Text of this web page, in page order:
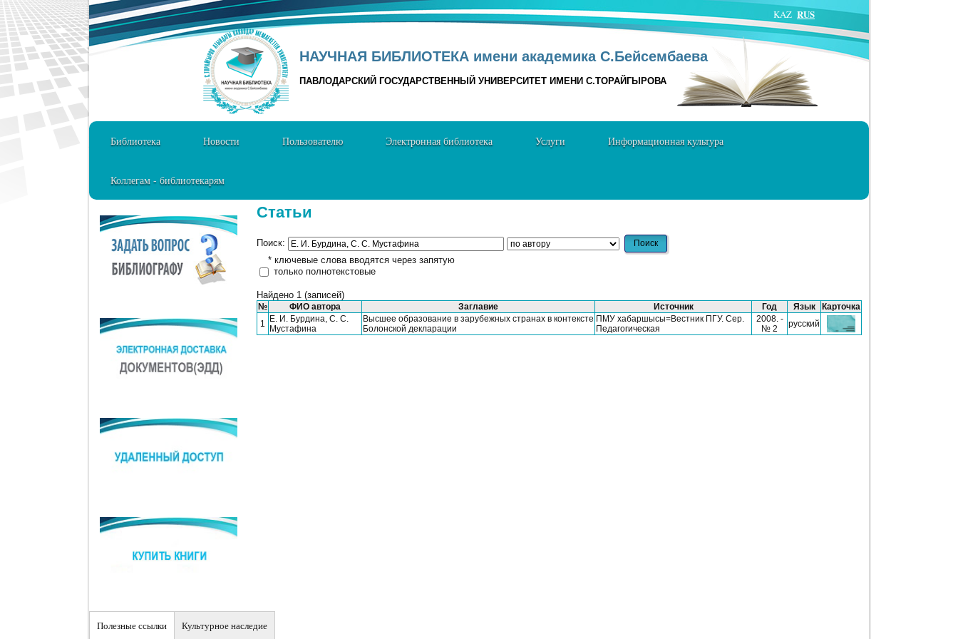
НАУЧНАЯ БИБЛИОТЕКА имени академика С.Бейсембаева
ПАВЛОДАРСКИЙ ГОСУДАРСТВЕННЫЙ УНИВЕРСИТЕТ ИМЕНИ С.ТОРАЙГЫРОВА
KAZ RUS
Библиотека Новости Пользователю Электронная библиотека Услуги Информационная культура
Коллегам - библиотекарям
Статьи
Поиск:
* ключевые слова вводятся через запятую
только полнотекстовые
Найдено 1 (записей)
№ ФИО автора Заглавие Источник Год Язык
Карточка
1
Е. И. Бурдина, С. С.
Мустафина
Высшее образование в зарубежных странах в контексте
Болонской декларации
ПМУ хабаршысы=Вестник ПГУ. Сер.
Педагогическая
2008. -
№ 2
русский
Полезные ссылки Культурное наследие